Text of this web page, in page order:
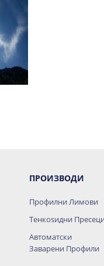
ПРОИЗВОДИ
Профилни Лимови
Тенкоѕидни
Автоматски
Заварени Профили